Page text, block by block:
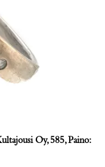
Oy, 585, Paino: